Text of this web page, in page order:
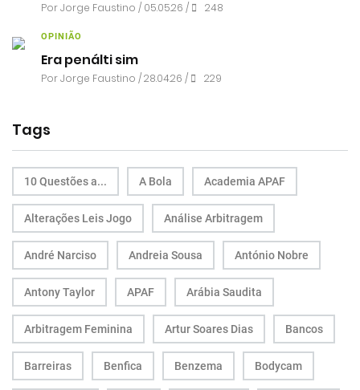
PorJorge Faustino / 05.05.26 / 248
OPINIÃO
Era penálti sim
PorJorge Faustino / 28.04.26 / 229
Tags
10 Questões a... A Bola Academia APAF
Alterações Leis Jogo Análise Arbitragem
André Narciso Andreia Sousa António Nobre
Antony Taylor APAF Arábia Saudita
Arbitragem Feminina Artur Soares Dias Bancos
Barreiras Benfica Benzema Bodycam